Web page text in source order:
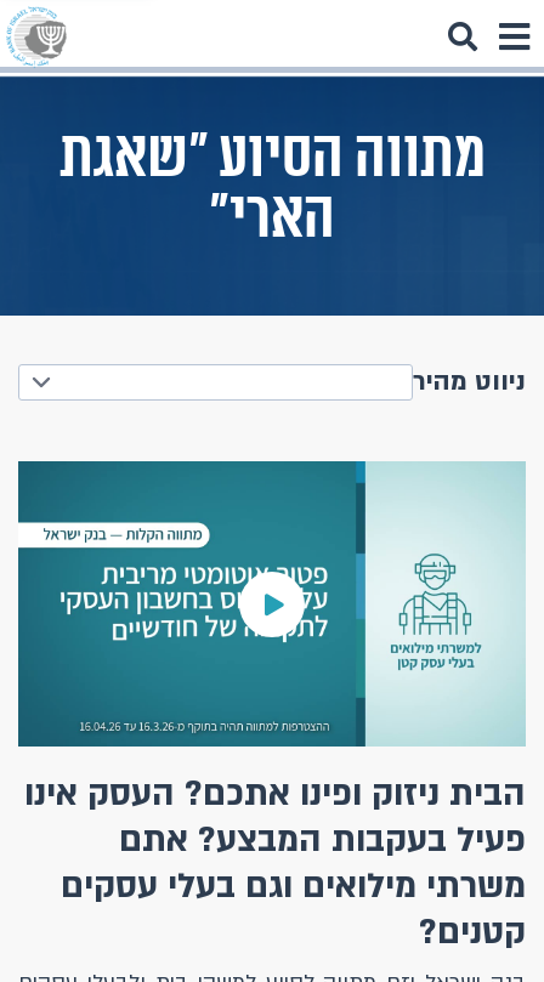
מתווה הסיוע "שאגת
הארי"
ניווט מהיר
הבית ניזוק ופינו אתכם? העסק אינו
פעיל בעקבות המבצע? אתם
משרתי מילואים וגם בעלי עסקים
קטנים?